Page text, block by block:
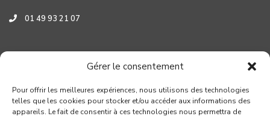
Gérer le consentement
Pour offrir les meilleures expériences, nous utilisons des technologies
telles que les cookies pour stocker et/ou accéder aux informations des
appareils. Le fait de consentir à ces technologies nous permettra de
01 49 93 21 07
Assistance HYUNDAI